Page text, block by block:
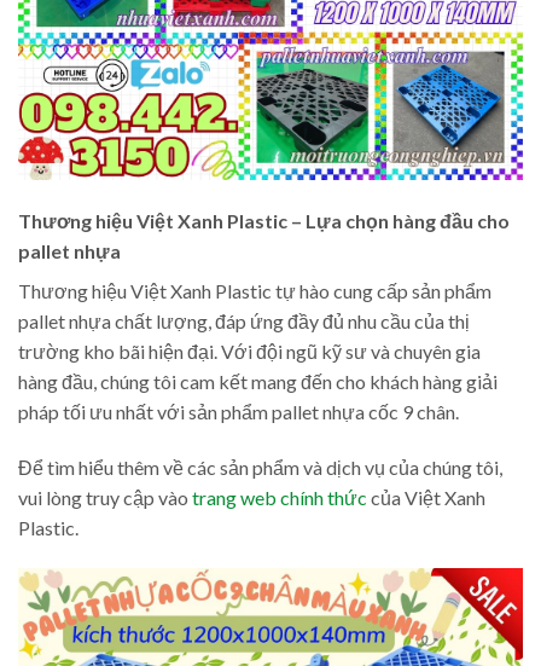
Thương hiệu Việt Xanh Plastic – Lựa chọn hàng đầu cho
pallet nhựa
Thương hiệu Việt Xanh Plastic tự hào cung cấp sản phẩm
pallet nhựa chất lượng, đáp ứng đầy đủ nhu cầu của thị
trường kho bãi hiện đại. Với đội ngũ kỹ sư và chuyên gia
hàng đầu, chúng tôi cam kết mang đến cho khách hàng giải
pháp tối ưu nhất với sản phẩm pallet nhựa cốc 9 chân.
Để tìm hiểu thêm về các sản phẩm và dịch vụ của chúng tôi,
vui lòng truy cập vào trang web chính thức của Việt Xanh
Plastic.